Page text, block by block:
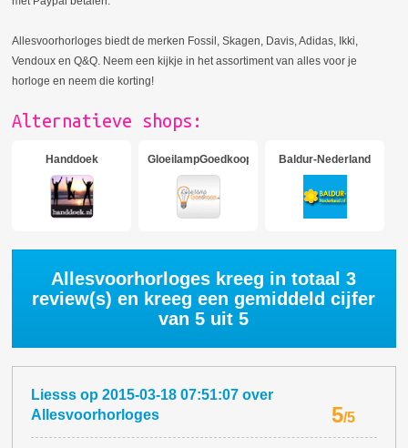
Allesvoorhorloges biedt de merken Fossil, Skagen, Davis, Adidas, Ikki,
Vendoux en Q&Q. Neem een kijkje in het assortiment van alles voor je
horloge en neem die korting!
Alternatieve shops:
Handdoek GloeilampGoedkoop Baldur-Nederland
Allesvoorhorloges kreeg in totaal3
review(s) en kreeg een gemiddeld cijfer
van5 uit 5
Liesss op2015-03-18 07:51:07 over
Allesvoorhorloges
5/5